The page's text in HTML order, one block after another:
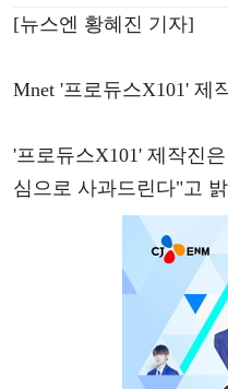
[뉴스엔 황혜진 기자]
Mnet '프로듀스X101' 제
'프로듀스X101' 제작진
심으로 사과드린다"고